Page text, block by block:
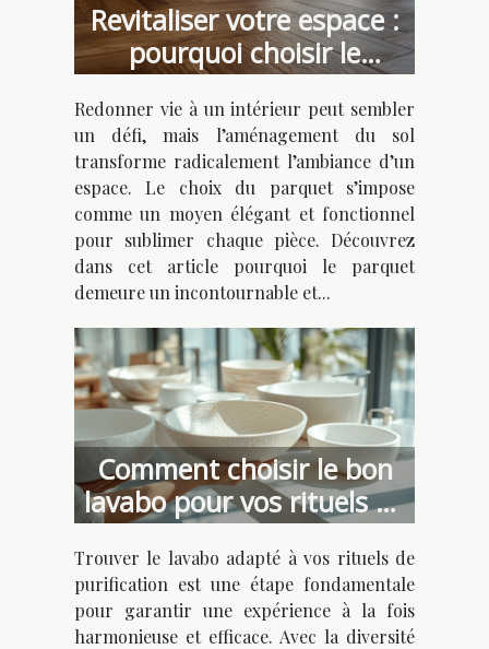
Revitaliser votre espace :
pourquoi choisir le
parquet comme solution
d'aménagement ?
Redonner vie à un intérieur peut sembler
un défi, mais l’aménagement du sol
transforme radicalement l’ambiance d’un
espace. Le choix du parquet s’impose
comme un moyen élégant et fonctionnel
pour sublimer chaque pièce. Découvrez
dans cet article pourquoi le parquet
demeure un incontournable et...
Comment choisir le bon
lavabo pour vos rituels de
purification ?
Trouver le lavabo adapté à vos rituels de
purification est une étape fondamentale
pour garantir une expérience à la fois
harmonieuse et efficace. Avec la diversité